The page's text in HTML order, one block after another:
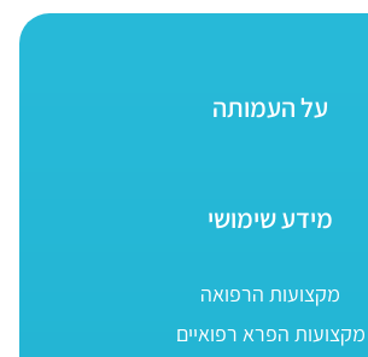
על העמותה
מידע שימושי
מקצועות הרפואה
מקצועות הפרא רפואיים